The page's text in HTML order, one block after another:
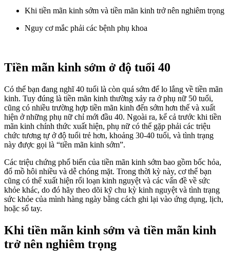
Khi tiền mãn kinh sớm và tiền mãn kinh trở nên nghiêm trọng
Nguy cơ mắc phải các bệnh phụ khoa
Tiền mãn kinh sớm ở độ tuổi 40
Có thể bạn đang nghĩ 40 tuổi là còn quá sớm để lo lắng về tiền mãn
kinh. Tuy đúng là tiền mãn kinh thường xảy ra ở phụ nữ 50 tuổi,
cũng có nhiều trường hợp tiền mãn kinh đến sớm hơn thế và xuất
hiện ở những phụ nữ chỉ mới đầu 40. Ngoài ra, kể cả trước khi tiền
mãn kinh chính thức xuất hiện, phụ nữ có thể gặp phải các triệu
chức tương tự ở độ tuổi trẻ hơn, khoảng 30-40 tuổi, và tình trạng
này được gọi là “tiền mãn kinh sớm”.
Các triệu chứng phổ biến của tiền mãn kinh sớm bao gồm bốc hỏa,
đổ mồ hôi nhiều và dễ chóng mặt. Trong thời kỳ này, cơ thể bạn
cũng có thể xuất hiện rối loạn kinh nguyệt và các vấn đề về sức
khỏe khác, do đó hãy theo dõi kỹ chu kỳ kinh nguyệt và tình trạng
sức khỏe của mình hàng ngày bằng cách ghi lại vào ứng dụng, lịch,
hoặc sổ tay.
Khi tiền mãn kinh sớm và tiền mãn kinh
trở nên nghiêm trọng